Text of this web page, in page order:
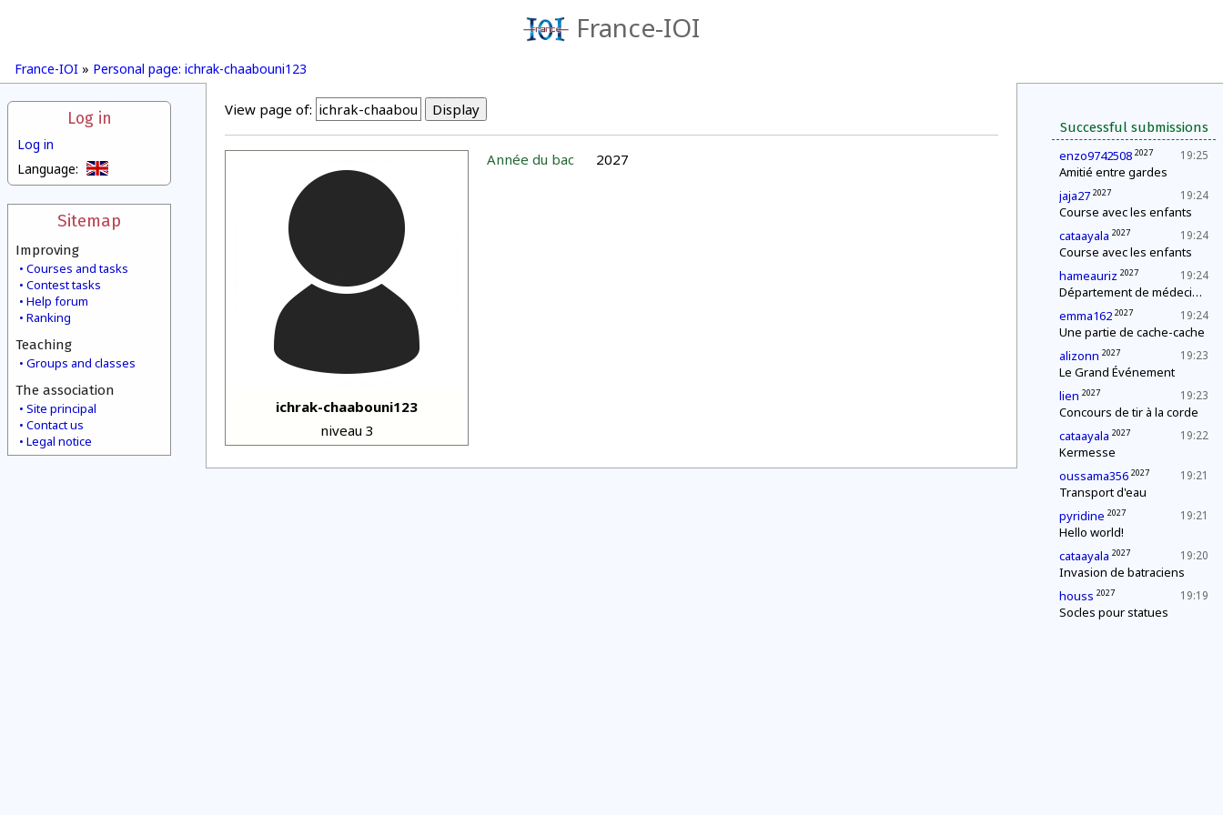
France-IOI
France-IOI » Personal page: ichrak-chaabouni123
Log in
Log in
Language:
Sitemap
Improving
Courses and tasks
Contest tasks
Help forum
Ranking
Teaching
Groups and classes
The association
Site principal
Contact us
Legal notice
Successful submissions
19:25
enzo9742508 2027
Amitié entre gardes
19:24
jaja27 2027
Course avec les enfants
19:24
cataayala 2027
Course avec les enfants
19:24
hameauriz 2027
Département de médecine : contrôle d'une épidémie
19:24
emma162 2027
Une partie de cache-cache
19:23
alizonn 2027
Le Grand Événement
19:23
lien 2027
Concours de tir à la corde
19:22
cataayala 2027
Kermesse
19:21
oussama356 2027
Transport d'eau
19:21
pyridine 2027
Hello world!
19:20
cataayala 2027
Invasion de batraciens
19:19
houss 2027
Socles pour statues
View page of:
ichrak-chaabouni123
niveau 3
Année du bac 2027